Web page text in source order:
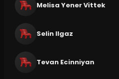
Melisa Yener Vittek
Selin Ilgaz
Tevan Ecinniyan